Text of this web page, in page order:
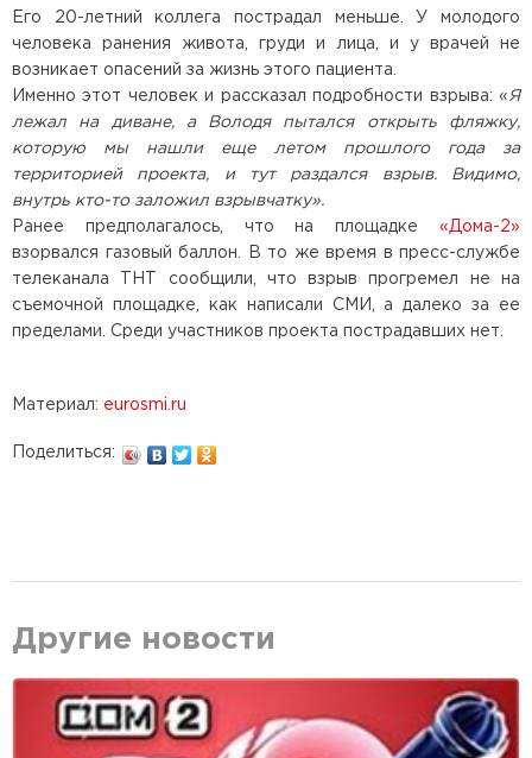
Его 20-летний коллега пострадал меньше. У молодого
человека ранения живота, груди и лица, и у врачей не
возникает опасений за жизнь этого пациента.
Именно этот человек и рассказал подробности взрыва: « Я
лежал на диване, а Володя пытался открыть фляжку,
которую мы нашли еще летом прошлого года за
территорией проекта, и тут раздался взрыв. Видимо,
внутрь кто-то заложил взрывчатку».
Ранее предполагалось, что на площадке «Дома-2»
взорвался газовый баллон. В то же время в пресс-службе
телеканала ТНТ сообщили, что взрыв прогремел не на
съемочной площадке, как написали СМИ, а далеко за ее
пределами. Среди участников проекта пострадавших нет.
Материал: eurosmi.ru
Поделиться:
Другие новости